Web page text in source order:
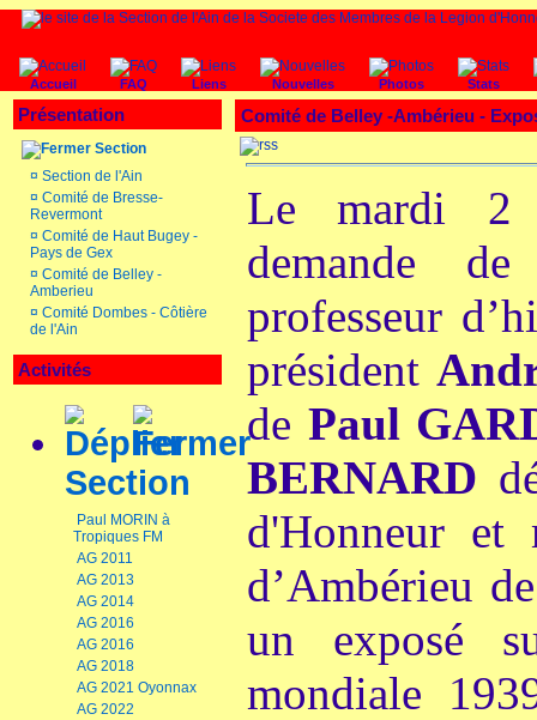
Accueil FAQ Liens Nouvelles Photos Stats
Présentation
Section
¤ Section de l'Ain
¤ Comité de Bresse-
Revermont
¤ Comité de Haut Bugey -
Pays de Gex
¤ Comité de Belley -
Amberieu
¤ Comité Dombes - Côtière
de l'Ain
Activités
Section
Paul MORIN à
Tropiques FM
AG 2011
AG 2013
AG 2014
AG 2016
AG 2016
AG 2018
AG 2021 Oyonnax
AG 2022
Comité de Belley -Ambérieu -
Le mardi 2
demande
professeur
président
de Paul
BERNARD
d'Honneur et
d’Ambérieu
un exposé
mondiale